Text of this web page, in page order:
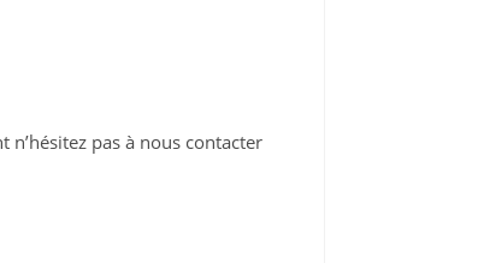
pas à nous contacter